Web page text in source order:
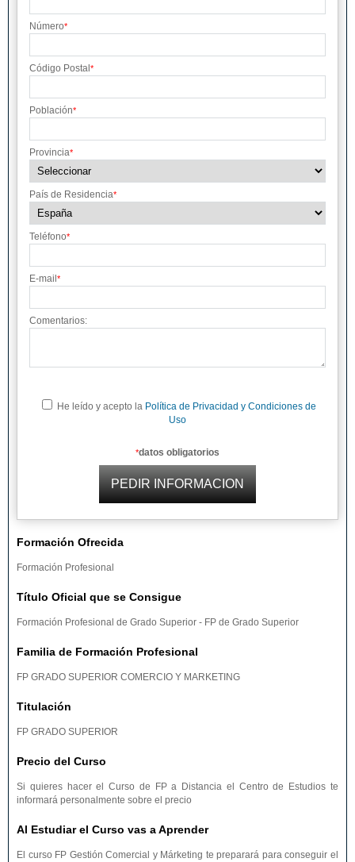
Número*
Código Postal *
Población*
Provincia*
País de Residencia*
Teléfono*
E-mail *
Comentarios:
He leído y acepto la Política de Privacidad y Condiciones de
Uso
*datos obligatorios
Formación Ofrecida
Formación Profesional
Título Oficial que se Consigue
Formación Profesional de Grado Superior - FP de Grado Superior
Familia de Formación Profesional
FP GRADO SUPERIOR COMERCIO Y MARKETING
Titulación
FP GRADO SUPERIOR
Precio del Curso
Si quieres hacer el Curso de FP a Distancia el Centro de Estudios te
informará personalmente sobre el precio
Al Estudiar el Curso vas a Aprender
El curso FP Gestión Comercial y Márketing te preparará para conseguir el